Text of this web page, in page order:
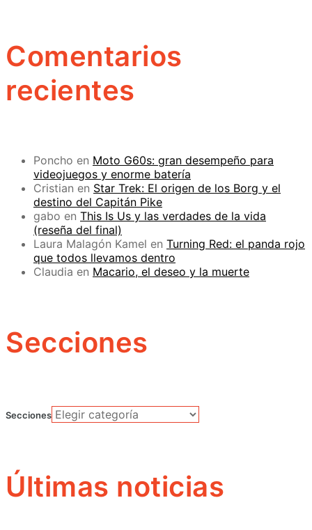
Comentarios
recientes
Poncho en Moto G60s: gran desempeño para
videojuegos y enorme batería
Cristian en Star Trek: El origen de los Borg y el
destino del Capitán Pike
gabo en This Is Us y las verdades de la vida
(reseña del final)
Laura Malagón Kamel en Turning Red: el panda rojo
que todos llevamos dentro
Claudia en Macario, el deseo y la muerte
Secciones
Secciones
Últimas noticias